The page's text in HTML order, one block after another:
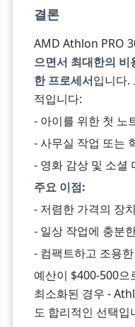
결론
AMD Athlon PRO
으면서 최대한의 비
한 프로세서입니다.
적입니다:
- 아이를 위한 첫 노
- 사무실 작업 또는
- 영화 감상 및 소셜
주요 이점:
- 저렴한 가격의 장
- 일상 작업에 충분
- 컴팩트하고 조용
예산이 $400-500으
최소화된 경우 -
도 합리적인 선택입